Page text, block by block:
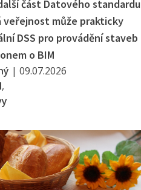
část Datového standardu
veřejnost může prakticky
DSS pro provádění staveb
o BIM
| 09.07.2026
,